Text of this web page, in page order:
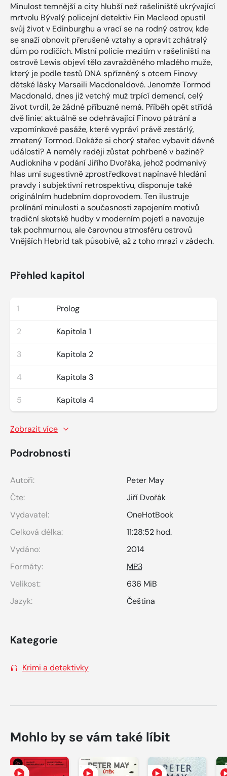
Minulost temnější a city hlubší než rašeliniště ukrývající
mrtvolu Bývalý policejní detektiv Fin Macleod opustil
svůj život v Edinburghu a vrací se na rodný ostrov, kde
se snaží obnovit přerušené vztahy a opravit zchátralý
dům po rodičích. Místní policie mezitím v rašeliništi na
ostrově Lewis objeví tělo zavražděného mladého muže,
který je podle testů DNA spřízněný s otcem Finovy
dětské lásky Marsaili Macdonaldové. Jenomže Tormod
Macdonald, dnes již vetchý muž trpící demencí, celý
život tvrdil, že žádné příbuzné nemá. Příběh opět střídá
dvě linie: aktuálně se odehrávající Finovo pátrání a
vzpomínkové pasáže, které vypráví právě zestárlý,
zmatený Tormod. Dokáže si chorý stařec vybavit dávné
události? A neměly raději zůstat pohřbené v bažině?
Audiokniha v podání Jiřího Dvořáka, jehož podmanivý
hlas umí sugestivně zprostředkovat napínavé hledání
pravdy i subjektivní retrospektivu, disponuje také
originálním hudebním doprovodem. Ten ilustruje
prolínání minulosti a současnosti zapojením motivů
tradiční skotské hudby v moderním pojetí a navozuje
tak pochmurnou, ale čarovnou atmosféru ostrovů
Vnějších Hebrid tak působivě, až z toho mrazí v zádech.
Přehled kapitol
1 Prolog
2 Kapitola 1
3 Kapitola 2
4 Kapitola 3
5 Kapitola 4
Zobrazit více
Podrobnosti
Autoři:
Peter May
Čte:
Jiří Dvořák
Vydavatel:
OneHotBook
Celková délka:
11:28:52 hod.
Vydáno:
2014
Formáty:
MP3
Velikost:
636 MiB
Jazyk:
Čeština
Kategorie
Krimi a detektivky
Mohlo by se vám také líbit